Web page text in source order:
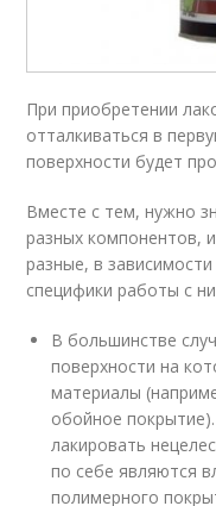
При приобретении
отталкиваться в
поверхности будет
Вместе с тем, нужно
разных компонентов,
разные, в
специфики работы с
В большинстве
поверхности на
материалы
обойное
лакировать
по себе являются
полимерного